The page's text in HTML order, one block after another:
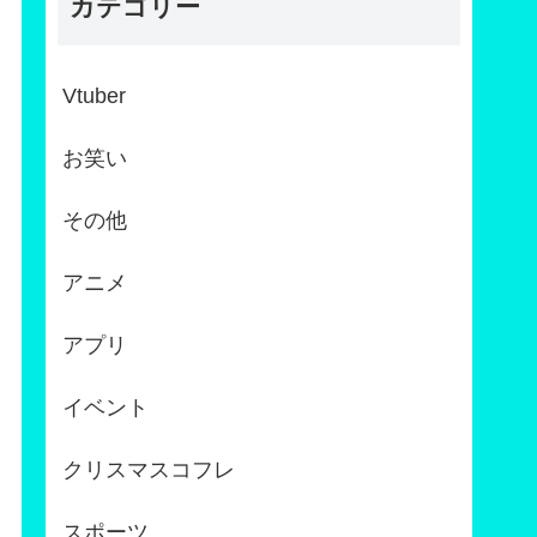
カテゴリー
Vtuber
お笑い
その他
アニメ
アプリ
イベント
クリスマスコフレ
スポーツ